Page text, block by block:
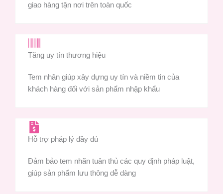
giao hàng tận nơi trên toàn quốc
Tăng uy tín thương hiệu
Tem nhãn giúp xây dựng uy tín và niềm tin của
khách hàng đối với sản phẩm nhập khẩu
Hỗ trợ pháp lý đầy đủ
Đảm bảo tem nhãn tuân thủ các quy định pháp luật,
giúp sản phẩm lưu thông dễ dàng